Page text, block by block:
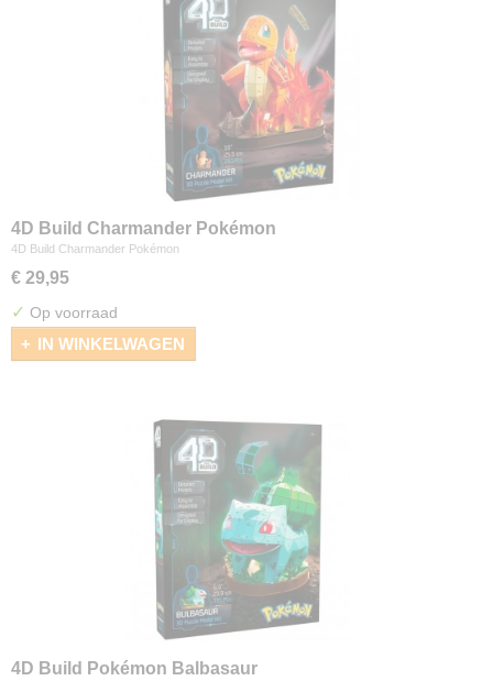
4D Build Charmander Pokémon
4D Build Charmander Pokémon
€ 29,95
✓ Op voorraad
IN WINKELWAGEN
4D Build Pokémon Balbasaur